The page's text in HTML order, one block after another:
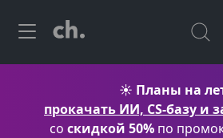
☀️ Планы на
прокачать ИИ, CS-базу и
со скидкой 50% по